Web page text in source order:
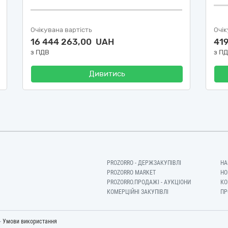
Очікувана вартість
16 444 263,00 UAH
з ПДВ
Дивитись
з
PROZORRO - ДЕРЖЗАКУПІВЛІ
PROZORRO MARKET
PROZORRO.ПРОДАЖІ - АУКЦІОНИ
КОМЕРЦІЙНІ ЗАКУПІВЛІ
Умови використання